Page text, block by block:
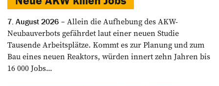
7. August 2026
Allein die Aufhebung des AKW-
Neubauverbots gefährdet laut einer neuen Studie
Tausende Arbeitsplätze. Kommt es zur Planung und zum
Bau eines neuen Reaktors, würden innert zehn Jahren bis
16 000 Jobs...